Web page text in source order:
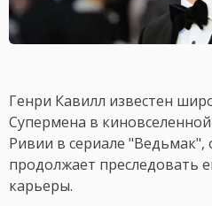
Генри Кавилл известен
Супермена в
Ривии в сериале "Ведьмак",
продолжает преследовать
карьеры.